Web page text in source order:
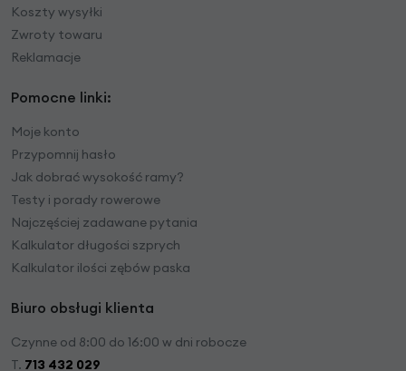
Koszty wysyłki
Zwroty towaru
Reklamacje
Pomocne linki:
Moje konto
Przypomnij hasło
Jak dobrać wysokość ramy?
Testy i porady rowerowe
Najczęściej zadawane pytania
Kalkulator długości szprych
Kalkulator ilości zębów paska
Biuro obsługi klienta
Czynne od 8:00 do 16:00 w dni robocze
T. 713 432 029